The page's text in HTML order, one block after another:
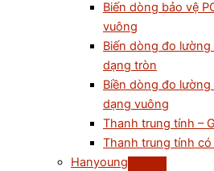
Biến dòng bảo vệ
vuông
Biến dòng đo
dạng tròn
Biền dòng đo
dạng vuông
Thanh trung tính –
Thanh trung tính
Hanyoung